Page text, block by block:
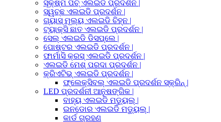
ସୂକ୍ଷ୍ମ ପିଚ୍ ଏଲଇଡି ପ୍ରଦର୍ଶନ |
ସ୍ୱଚ୍ଛ ଏଲଇଡି ପ୍ରଦର୍ଶନ |
ଗ୍ୟାସ୍ ମୂଲ୍ୟ ଏଲଇଡି ଚିହ୍ନ |
ଟ୍ୟାକ୍ସି ଛାତ ଏଲଇଡି ପ୍ରଦର୍ଶନ |
ସେଲ୍ ଏଲଇଡି ଡିସପ୍ଲେ |
ପୋଷ୍ଟର ଏଲଇଡି ପ୍ରଦର୍ଶନ |
ଫାର୍ମାସି କ୍ରସ୍ ଏଲଇଡି ପ୍ରଦର୍ଶନ |
ଏଲଇଡି ମେଶ୍ ପରଦା ପ୍ରଦର୍ଶନ |
କ୍ରିଏଟିଭ୍ ଏଲଇଡି ପ୍ରଦର୍ଶନ |
ଫ୍ଲେକ୍ସିବଲ୍ ଏଲଇଡି ପ୍ରଦର୍ଶନ ସ୍କ୍ରିନ୍ |
LED ପ୍ରଦର୍ଶନୀ ଆନୁଷଙ୍ଗିକ |
ବାହ୍ୟ ଏଲଇଡି ମଡ୍ୟୁଲ୍ |
ଇନଡୋର ଏଲଇଡି ମଡ୍ୟୁଲ୍ |
କାର୍ଡ ଗ୍ରହଣ